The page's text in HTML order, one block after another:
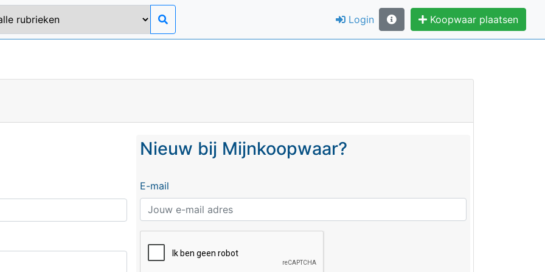
Login Koopwaar plaatsen
Nieuw bij Mijnkoopwaar?
E-mail